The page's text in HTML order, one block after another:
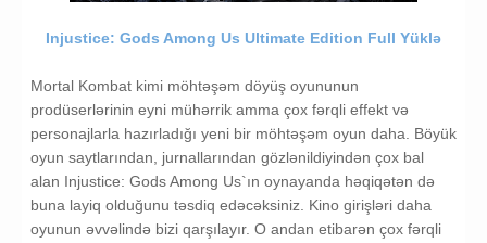
Injustice: Gods Among Us Ultimate Edition Full Yüklə
Mortal Kombat kimi möhtəşəm döyüş oyununun
prodüserlərinin eyni mühərrik amma çox fərqli effekt və
personajlarla hazırladığı yeni bir möhtəşəm oyun daha. Böyük
oyun saytlarından, jurnallarından gözlənildiyindən çox bal
alan Injustice: Gods Among Us`ın oynayanda həqiqətən də
buna layiq olduğunu təsdiq edəcəksiniz. Kino girişləri daha
oyunun əvvəlində bizi qarşılayır. O andan etibarən çox fərqli